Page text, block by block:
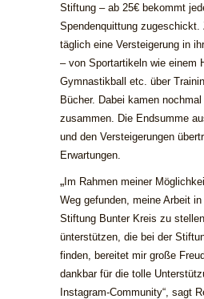
Stiftung – ab 25€ bekommt
Spendenquittung zugeschickt.
täglich eine Versteigerung in
– von Sportartikeln wie einem
Gymnastikball etc. über
Bücher. Dabei kamen
zusammen. Die Endsumme
und den Versteigerungen
Erwartungen.
„ Im Rahmen meiner
Weg gefunden, meine Arbeit
Stiftung Bunter Kreis zu
ünterstützen, die bei der
finden, bereitet mir große
dankbar für die tolle
Instagram-Community“, sagt